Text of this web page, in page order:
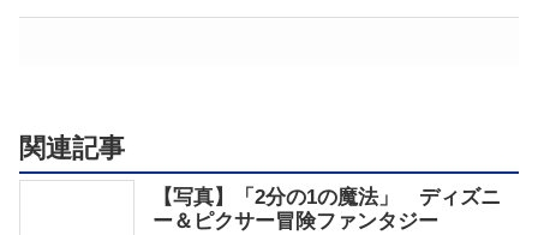
関連記事
【写真】「2分の1の魔法」 ディズニ
ー＆ピクサー冒険ファンタジー